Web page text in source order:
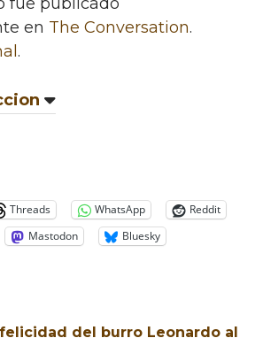
en The Conversation.
.
Threads WhatsApp
Reddit
Mastodon Bluesky
del burro Leonardo al